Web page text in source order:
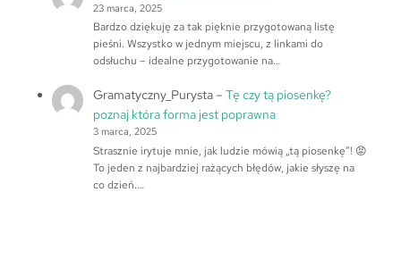
23 marca, 2025
Bardzo dziękuję za tak pięknie przygotowaną listę
pieśni. Wszystko w jednym miejscu, z linkami do
odsłuchu – idealne przygotowanie na…
Gramatyczny_Purysta– Tę czy tą piosenkę?
poznaj która forma jest poprawna
3 marca, 2025
Strasznie irytuje mnie, jak ludzie mówią „tą piosenkę”! 😡
To jeden z najbardziej rażących błędów, jakie słyszę na
co dzień.…